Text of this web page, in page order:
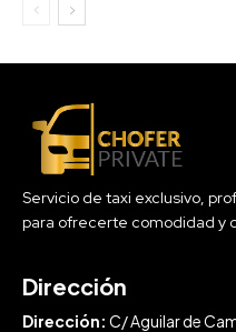
Servicio de taxi exclusivo,
para ofrecerte comodidad y
Dirección
Dirección: C/ Aguilar de